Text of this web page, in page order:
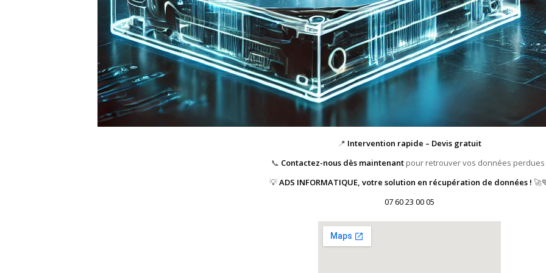
📍 Intervention rapide – Devis gratuit
📞 Contactez-nous dès maintenantpour retrouver vos données perdues
💡ADS INFORMATIQUE, votre solution en récupération de données !
07 60 23 00 05